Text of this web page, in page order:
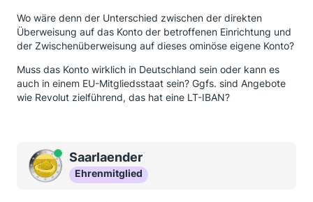
Wo wäre denn der Unterschied zwischen der direkten
Überweisung auf das Konto der betroffenen Einrichtung und
der Zwischenüberweisung auf dieses ominöse eigene Konto?
Muss das Konto wirklich in Deutschland sein oder kann es
auch in einem EU-Mitgliedsstaat sein? Ggfs. sind Angebote
wie Revolut zielführend, das hat eine LT-IBAN?
OnlineSaarlaender
Ehrenmitglied